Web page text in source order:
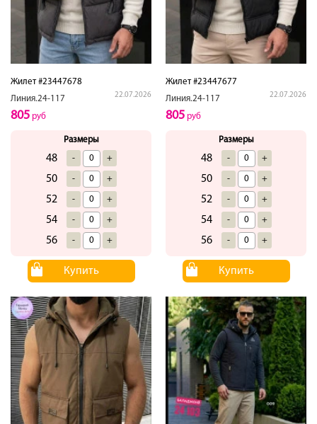
Жилет #23447678
Линия.24-117
22.07.2026
805 руб
Размеры
48 - +
50 - +
52 - +
54 - +
56 - +
Купить
Жилет #23447677
Линия.24-117
22.07.2026
805 руб
Размеры
48 - +
50 - +
52 - +
54 - +
56 - +
Купить